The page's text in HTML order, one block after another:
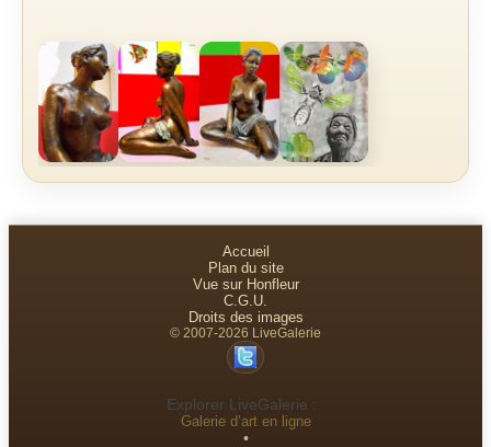
Accueil
Plan du site
Vue sur Honfleur
C.G.U.
Droits des images
© 2007-2026 LiveGalerie
Explorer LiveGalerie :
Galerie d’art en ligne
•